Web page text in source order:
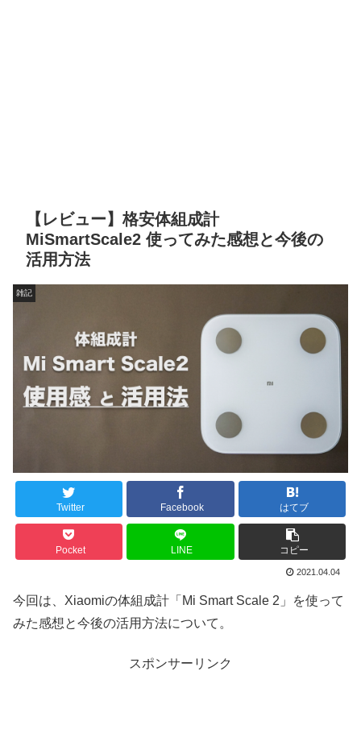
【レビュー】格安体組成計
MiSmartScale2 使ってみた感想と今後の
活用方法
雑記
Twitter Facebook はてブ
Pocket LINE コピー
2021.04.04
今回は、Xiaomiの体組成計「Mi Smart Scale 2」を使って
みた感想と今後の活用方法について。
スポンサーリンク